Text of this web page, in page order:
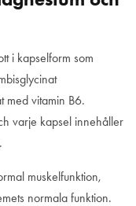
i kapselform som
med vitamin B6.
varje kapsel innehåller
muskelfunktion,
normala funktion.